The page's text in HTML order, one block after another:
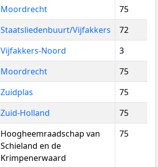
Moordrecht
75
Staatsliedenbuurt/Vijfakkers
72
Vijfakkers-Noord
3
Moordrecht
75
Zuidplas
75
Zuid-Holland
75
Hoogheemraadschap van
Schieland en de
Krimpenerwaard
75